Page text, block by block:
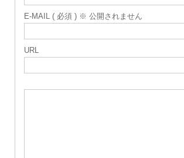
E-MAIL ( 必須 ) ※ 公開されません
URL